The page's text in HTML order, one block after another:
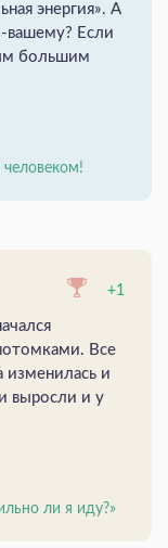
энергия». А
вашему? Если
большим
+1
Все
и
выросли и у
ли я иду?»